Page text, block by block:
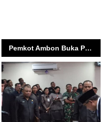
Pemkot Ambon Buka Puasa Bersama Anak Yatim, MT Al-Madinah Berbagi Berkah Ramadan